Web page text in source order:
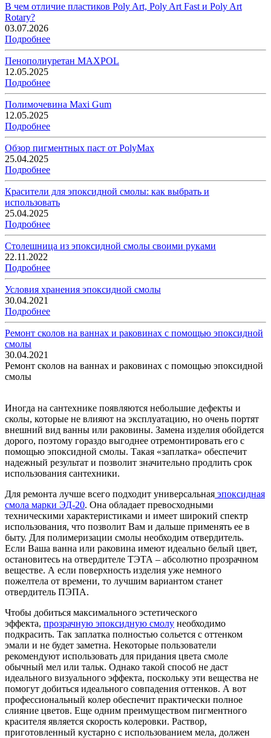
В чем отличие пластиков Poly Art, Poly Art Fast и Poly Art
Rotary?
03.07.2026
Подробнее
Пенополиуретан MAXPOL
12.05.2025
Подробнее
Полимочевина Maxi Gum
12.05.2025
Подробнее
Обзор пигментных паст от PolyMax
25.04.2025
Подробнее
Красители для эпоксидной смолы: как выбрать и
использовать
25.04.2025
Подробнее
Столешница из эпоксидной смолы своими руками
22.11.2022
Подробнее
Условия хранения эпоксидной смолы
30.04.2021
Подробнее
Ремонт сколов на ваннах и раковинах с помощью эпоксидной
смолы
30.04.2021
Ремонт сколов на ваннах и раковинах с помощью эпоксидной
смолы
Иногда на сантехнике появляются небольшие дефекты и
сколы, которые не влияют на эксплуатацию, но очень портят
внешний вид ванны или раковины. Замена изделия обойдется
дорого, поэтому гораздо выгоднее отремонтировать его с
помощью эпоксидной смолы. Такая «заплатка» обеспечит
надежный результат и позволит значительно продлить срок
использования сантехники.
Для ремонта лучше всего подходит универсальная эпоксидная
смола марки ЭД-20. Она обладает превосходными
техническими характеристиками и имеет широкий спектр
использования, что позволит Вам и дальше применять ее в
быту. Для полимеризации смолы необходим отвердитель.
Если Ваша ванна или раковина имеют идеально белый цвет,
остановитесь на отвердителе ТЭТА – абсолютно прозрачном
веществе. А если поверхность изделия уже немного
пожелтела от времени, то лучшим вариантом станет
отвердитель ПЭПА.
Чтобы добиться максимального эстетического
эффекта, прозрачную эпоксидную смолу необходимо
подкрасить. Так заплатка полностью сольется с оттенком
эмали и не будет заметна. Некоторые пользователи
рекомендуют использовать для придания цвета смоле
обычный мел или тальк. Однако такой способ не даст
идеального визуального эффекта, поскольку эти вещества не
помогут добиться идеального совпадения оттенков. А вот
профессиональный колер обеспечит практически полное
слияние цветов. Еще одним преимуществом пигментного
красителя является скорость колеровки. Раствор,
приготовленный кустарно с использованием мела, должен